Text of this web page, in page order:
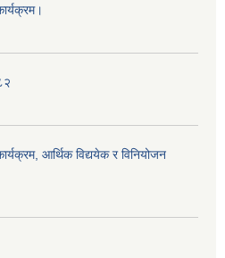
आर्थिक विद्ययेक र विनियोजन